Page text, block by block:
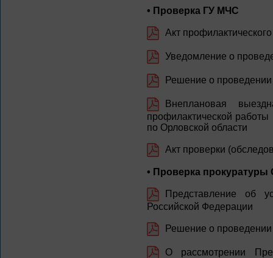
• Проверка ГУ МЧС
Акт
Уведомление о
Решение о проведении
Внеплановая
профилактической
по Орловской области
Акт проверки
• Проверка прокуратуры
Представление об
Российской Федерации
Решение о
О рассмотрении